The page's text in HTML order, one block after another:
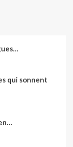
qui sonnent